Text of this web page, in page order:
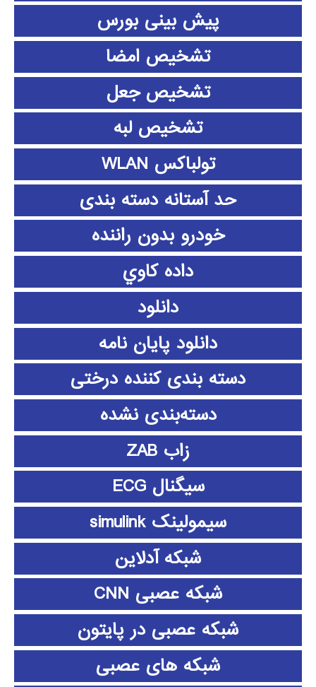
پیش بینی بورس
تشخیص امضا
تشخیص جعل
تشخیص لبه
تولباکس WLAN
حد آستانه دسته بندی
خودرو بدون راننده
داده كاوي
دانلود
دانلود پايان نامه
دسته بندی کننده درختی
دسته‌بندی نشده
زاب ZAB
سیگنال ECG
سیمولینک simulink
شبکه آدلاین
شبکه عصبی CNN
شبکه عصبی در پایتون
شبکه های عصبی